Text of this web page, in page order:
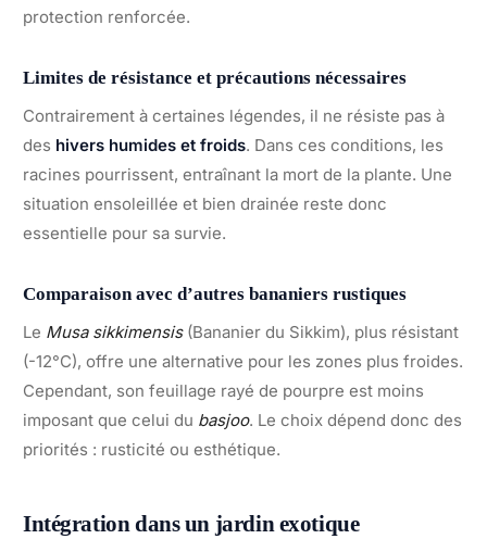
protection renforcée.
Limites de résistance et précautions nécessaires
Contrairement à certaines légendes, il ne résiste pas à
des hivers humides et froids. Dans ces conditions, les
racines pourrissent, entraînant la mort de la plante. Une
situation ensoleillée et bien drainée reste donc
essentielle pour sa survie.
Comparaison avec d’autres bananiers rustiques
Le Musa sikkimensis(Bananier du Sikkim), plus résistant
(-12°C), offre une alternative pour les zones plus froides.
Cependant, son feuillage rayé de pourpre est moins
imposant que celui du basjoo. Le choix dépend donc des
priorités : rusticité ou esthétique.
Intégration dans un jardin exotique